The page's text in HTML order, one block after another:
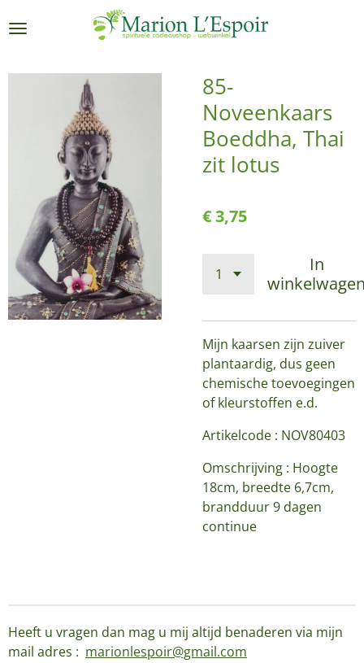
direct
de
hoofdinhoud
85-
Noveenkaars
Boeddha, Thai
zit lotus
€ 3,75
In
Mijn kaarsen zijn zuiver
plantaardig, dus geen
chemische toevoegingen
of kleurstoffen e.d.
Artikelcode : NOV80403
Omschrijving : Hoogte
18cm, breedte 6,7cm,
brandduur 9 dagen
continue
Heeft u vragen dan mag u mij altijd benaderen via mijn
mail adres : marionlespoir@gmail.com